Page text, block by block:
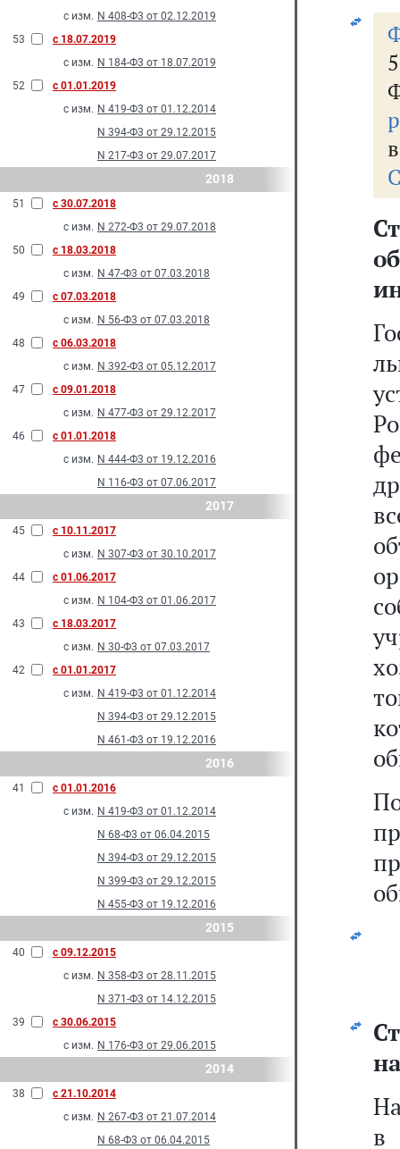
с изм. N 408-Ф3 от 02.12.2019
53
с 18.07.2019
с изм. N 184-Ф3 от 18.07.2019
52
с 01.01.2019
с изм. N 419-Ф3 от 01.12.2014
N 394-Ф3 от 29.12.2015
N 217-Ф3 от 29.07.2017
2018
51
с 30.07.2018
с изм. N 272-Ф3 от 29.07.2018
50
с 18.03.2018
с изм. N 47-Ф3 от 07.03.2018
49
с 07.03.2018
с изм. N 56-Ф3 от 07.03.2018
48
с 06.03.2018
с изм. N 392-Ф3 от 05.12.2017
47
с 09.01.2018
с изм. N 477-Ф3 от 29.12.2017
46
с 01.01.2018
с изм. N 444-Ф3 от 19.12.2016
N 116-Ф3 от 07.06.2017
2017
45
с 10.11.2017
с изм. N 307-Ф3 от 30.10.2017
44
с 01.06.2017
с изм. N 104-Ф3 от 01.06.2017
43
с 18.03.2017
с изм. N 30-Ф3 от 07.03.2017
42
с 01.01.2017
с изм. N 419-Ф3 от 01.12.2014
N 394-Ф3 от 29.12.2015
N 461-Ф3 от 19.12.2016
2016
41
с 01.01.2016
с изм. N 419-Ф3 от 01.12.2014
N 68-Ф3 от 06.04.2015
N 394-Ф3 от 29.12.2015
N 399-Ф3 от 29.12.2015
N 455-Ф3 от 19.12.2016
2015
40
с 09.12.2015
с изм. N 358-Ф3 от 28.11.2015
N 371-Ф3 от 14.12.2015
39
с 30.06.2015
с изм. N 176-Ф3 от 29.06.2015
2014
38
с 21.10.2014
с изм. N 267-Ф3 от 21.07.2014
N 68-Ф3 от 06.04.2015